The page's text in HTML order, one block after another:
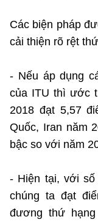
Các biện pháp
cải thiện rõ rệt
- Nếu áp dụng
của ITU thì ước
2018 đạt 5,57
Quốc, Iran năm
bậc so với năm
- Hiện tại, với
chúng ta đạt
đương thứ